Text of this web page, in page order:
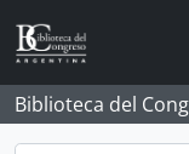
Skip to main content
Biblioteca del